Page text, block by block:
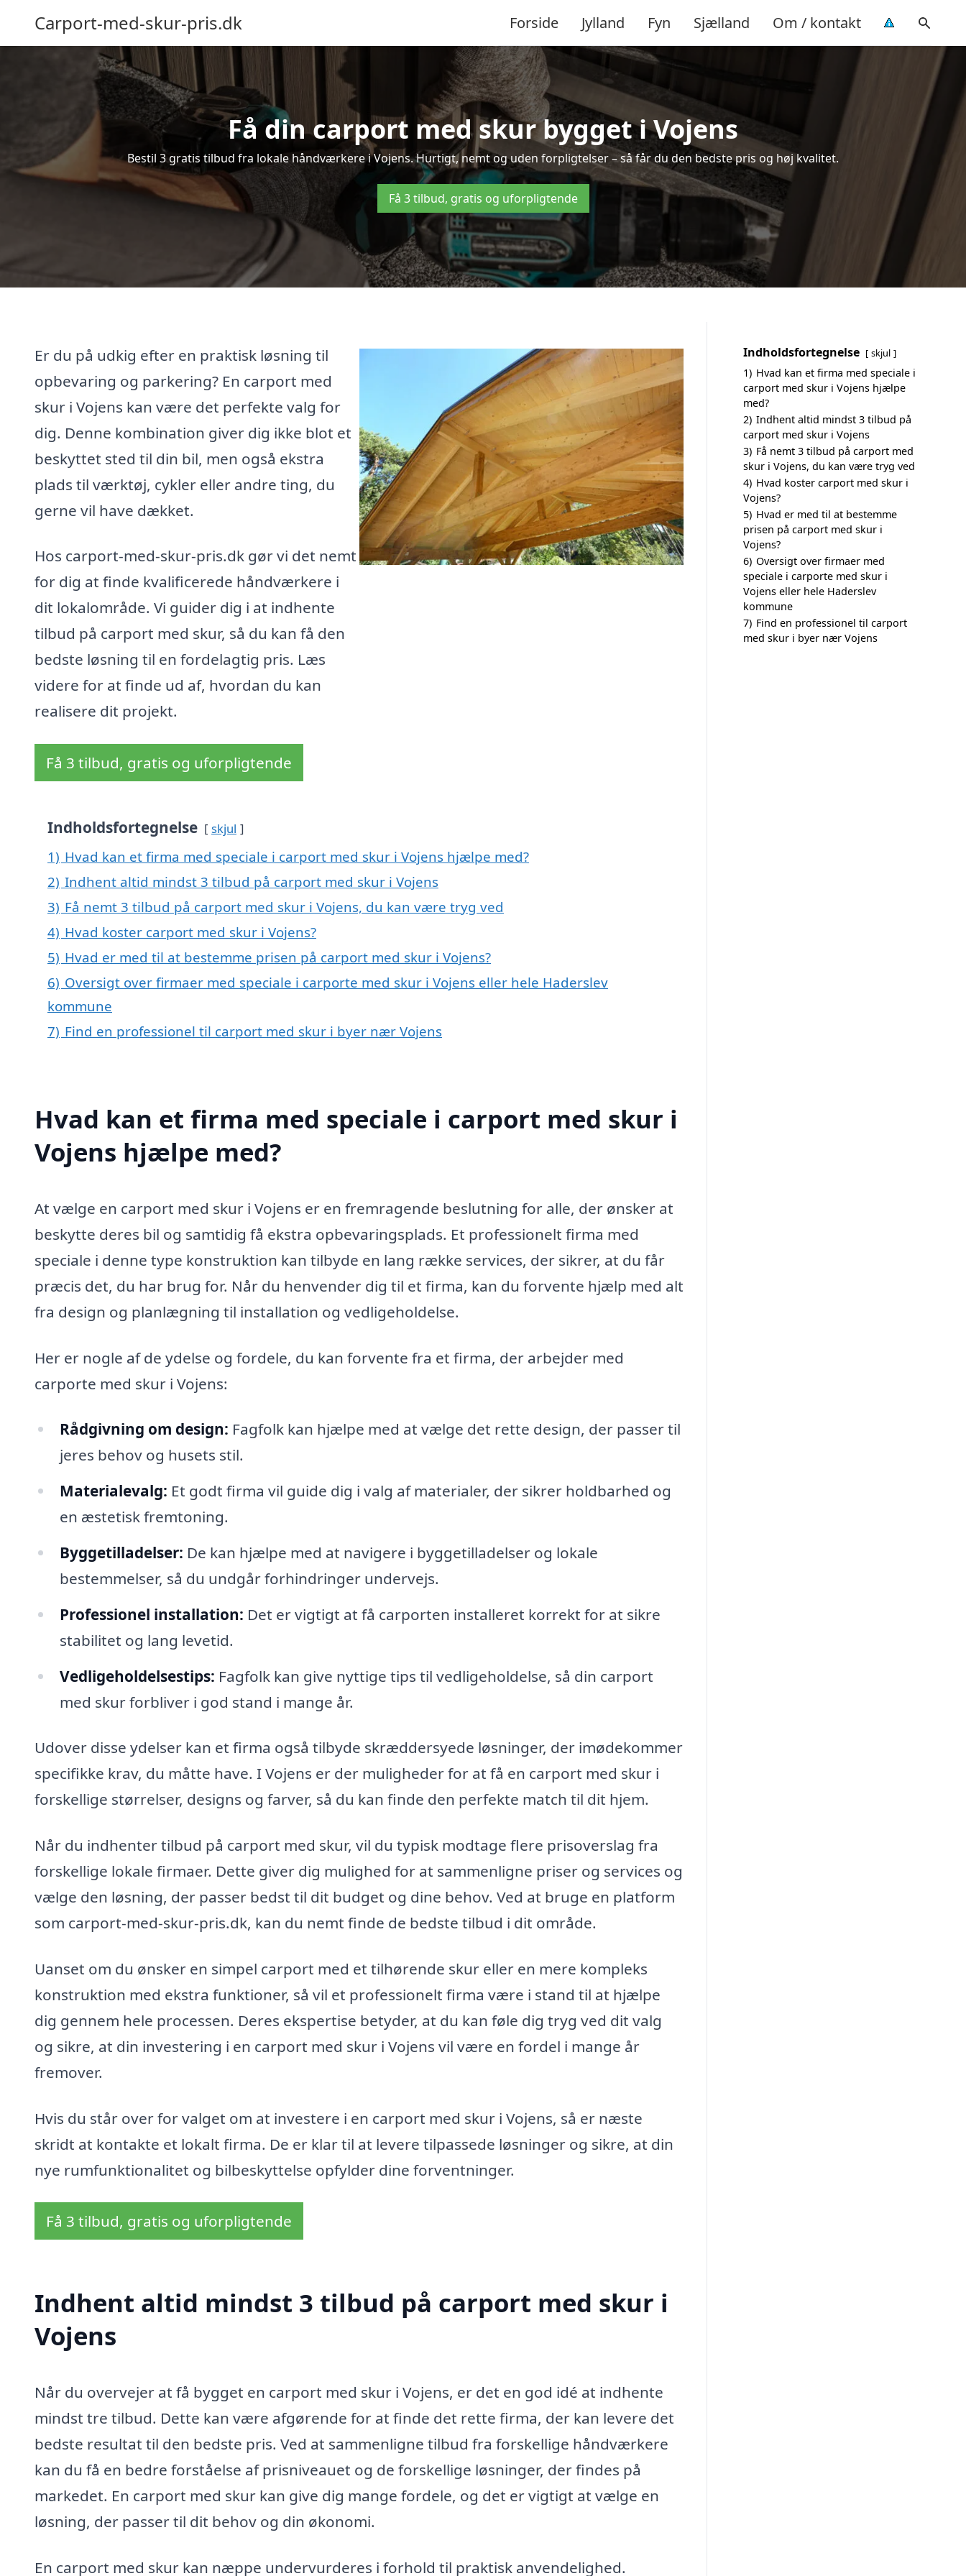
Carport-med-skur-pris.dk Forside Jylland Fyn Sjælland Om / kontakt
Få din carport med skur bygget i Vojens
Bestil 3 gratis tilbud fra lokale håndværkere i Vojens. Hurtigt, nemt og uden forpligtelser – så får du den bedste pris og høj kvalitet.
Få 3 tilbud, gratis og uforpligtende
Er du på udkig efter en praktisk løsning til
opbevaring og parkering? En carport med
skur i Vojens kan være det perfekte valg for
dig. Denne kombination giver dig ikke blot et
beskyttet sted til din bil, men også ekstra
plads til værktøj, cykler eller andre ting, du
gerne vil have dækket.
Hos carport-med-skur-pris.dk gør vi det nemt
for dig at finde kvalificerede håndværkere i
dit lokalområde. Vi guider dig i at indhente
tilbud på carport med skur, så du kan få den
bedste løsning til en fordelagtig pris. Læs
videre for at finde ud af, hvordan du kan
realisere dit projekt.
Få 3 tilbud, gratis og uforpligtende
Indholdsfortegnelse skjul
1) Hvad kan et firma med speciale i carport med skur i Vojens hjælpe med?
2) Indhent altid mindst 3 tilbud på carport med skur i Vojens
3) Få nemt 3 tilbud på carport med skur i Vojens, du kan være tryg ved
4) Hvad koster carport med skur i Vojens?
5) Hvad er med til at bestemme prisen på carport med skur i Vojens?
6) Oversigt over firmaer med speciale i carporte med skur i Vojens eller hele Haderslev
kommune
7) Find en professionel til carport med skur i byer nær Vojens
Hvad kan et firma med speciale i carport med skur i
Vojens hjælpe med?
At vælge en carport med skur i Vojens er en fremragende beslutning for alle, der ønsker at
beskytte deres bil og samtidig få ekstra opbevaringsplads. Et professionelt firma med
speciale i denne type konstruktion kan tilbyde en lang række services, der sikrer, at du får
præcis det, du har brug for. Når du henvender dig til et firma, kan du forvente hjælp med alt
fra design og planlægning til installation og vedligeholdelse.
Her er nogle af de ydelse og fordele, du kan forvente fra et firma, der arbejder med
carporte med skur i Vojens:
Rådgivning om design: Fagfolk kan hjælpe med at vælge det rette design, der passer til
jeres behov og husets stil.
Materialevalg: Et godt firma vil guide dig i valg af materialer, der sikrer holdbarhed og
en æstetisk fremtoning.
Byggetilladelser: De kan hjælpe med at navigere i byggetilladelser og lokale
bestemmelser, så du undgår forhindringer undervejs.
Professionel installation: Det er vigtigt at få carporten installeret korrekt for at sikre
stabilitet og lang levetid.
Vedligeholdelsestips: Fagfolk kan give nyttige tips til vedligeholdelse, så din carport
med skur forbliver i god stand i mange år.
Udover disse ydelser kan et firma også tilbyde skræddersyede løsninger, der imødekommer
specifikke krav, du måtte have. I Vojens er der muligheder for at få en carport med skur i
forskellige størrelser, designs og farver, så du kan finde den perfekte match til dit hjem.
Når du indhenter tilbud på carport med skur, vil du typisk modtage flere prisoverslag fra
forskellige lokale firmaer. Dette giver dig mulighed for at sammenligne priser og services og
vælge den løsning, der passer bedst til dit budget og dine behov. Ved at bruge en platform
som carport-med-skur-pris.dk, kan du nemt finde de bedste tilbud i dit område.
Uanset om du ønsker en simpel carport med et tilhørende skur eller en mere kompleks
konstruktion med ekstra funktioner, så vil et professionelt firma være i stand til at hjælpe
dig gennem hele processen. Deres ekspertise betyder, at du kan føle dig tryg ved dit valg
og sikre, at din investering i en carport med skur i Vojens vil være en fordel i mange år
fremover.
Hvis du står over for valget om at investere i en carport med skur i Vojens, så er næste
skridt at kontakte et lokalt firma. De er klar til at levere tilpassede løsninger og sikre, at din
nye rumfunktionalitet og bilbeskyttelse opfylder dine forventninger.
Få 3 tilbud, gratis og uforpligtende
Indhent altid mindst 3 tilbud på carport med skur i
Vojens
Når du overvejer at få bygget en carport med skur i Vojens, er det en god idé at indhente
mindst tre tilbud. Dette kan være afgørende for at finde det rette firma, der kan levere det
bedste resultat til den bedste pris. Ved at sammenligne tilbud fra forskellige håndværkere
kan du få en bedre forståelse af prisniveauet og de forskellige løsninger, der findes på
markedet. En carport med skur kan give dig mange fordele, og det er vigtigt at vælge en
løsning, der passer til dit behov og din økonomi.
En carport med skur kan næppe undervurderes i forhold til praktisk anvendelighed.
Indholdsfortegnelse skjul
1) Hvad kan et firma med speciale i
carport med skur i Vojens hjælpe
med?
2) Indhent altid mindst 3 tilbud på
carport med skur i Vojens
3) Få nemt 3 tilbud på carport med
skur i Vojens, du kan være tryg ved
4) Hvad koster carport med skur i
Vojens?
5) Hvad er med til at bestemme
prisen på carport med skur i
Vojens?
6) Oversigt over firmaer med
speciale i carporte med skur i
Vojens eller hele Haderslev
kommune
7) Find en professionel til carport
med skur i byer nær Vojens